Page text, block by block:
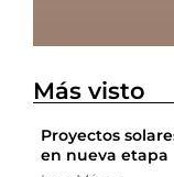
Más visto
Proyectos
en nueva etapa